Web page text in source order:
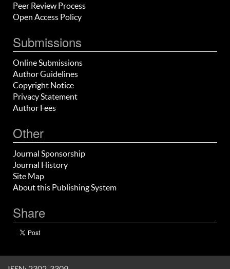
Peer Review Process
Open Access Policy
Submissions
Online Submissions
Author Guidelines
Copyright Notice
Privacy Statement
Author Fees
Other
Journal Sponsorship
Journal History
Site Map
About this Publishing System
Share